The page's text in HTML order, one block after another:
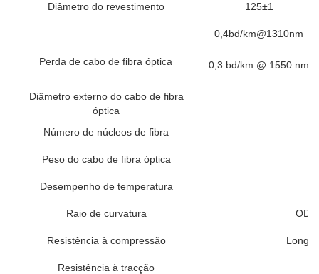
Diâmetro do revestimento 125±1
Perda de cabo de fibra óptica
0,4bd/km@1310nm
0,3 bd/km @ 1550 nm
Diâmetro externo do cabo de fibra
óptica
Número de núcleos de fibra
Peso do cabo de fibra óptica
Desempenho de temperatura
Raio de curvatura OD
Resistência à compressão Longo
Resistência à tracção